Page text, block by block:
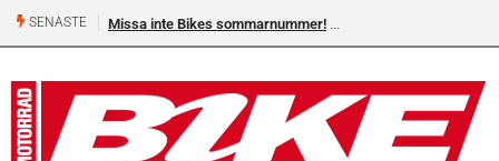
SENASTE Missa inte Bikes sommarnummer!